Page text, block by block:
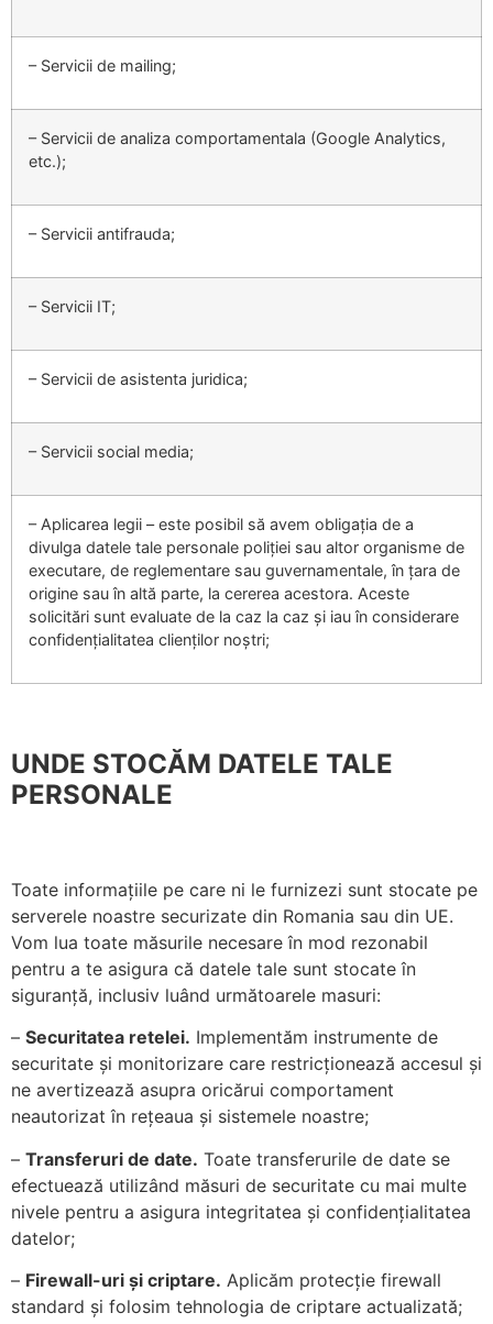
– Servicii de mailing;
– Servicii de analiza comportamentala (Google Analytics,
etc.);
– Servicii antifrauda;
– Servicii IT;
– Servicii de asistenta juridica;
– Servicii social media;
– Aplicarea legii – este posibil să avem obligația de a
divulga datele tale personale poliției sau altor organisme de
executare, de reglementare sau guvernamentale, în țara de
origine sau în altă parte, la cererea acestora. Aceste
solicitări sunt evaluate de la caz la caz și iau în considerare
confidențialitatea clienților noștri;
UNDE STOCĂM DATELE TALE
PERSONALE
Toate informațiile pe care ni le furnizezi sunt stocate pe
serverele noastre securizate din Romania sau din UE.
Vom lua toate măsurile necesare în mod rezonabil
pentru a te asigura că datele tale sunt stocate în
siguranță, inclusiv luând următoarele masuri:
– Securitatea retelei. Implementăm instrumente de
securitate și monitorizare care restricționează accesul și
ne avertizează asupra oricărui comportament
neautorizat în rețeaua și sistemele noastre;
– Transferuri de date. Toate transferurile de date se
efectuează utilizând măsuri de securitate cu mai multe
nivele pentru a asigura integritatea și confidențialitatea
datelor;
– Firewall-uri și criptare. Aplicăm protecție firewall
standard și folosim tehnologia de criptare actualizată;